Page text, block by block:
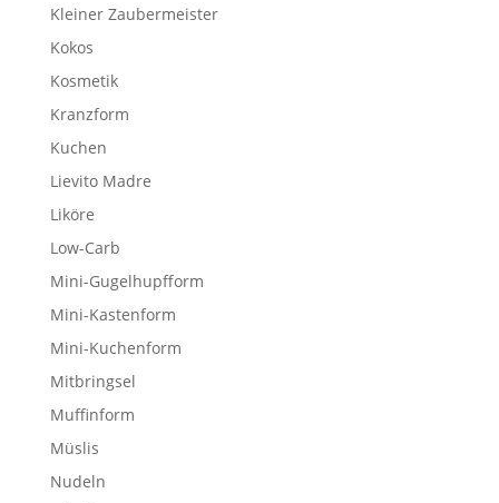
Kleiner Zaubermeister
Kokos
Kosmetik
Kranzform
Kuchen
Lievito Madre
Liköre
Low-Carb
Mini-Gugelhupfform
Mini-Kastenform
Mini-Kuchenform
Mitbringsel
Muffinform
Müslis
Nudeln